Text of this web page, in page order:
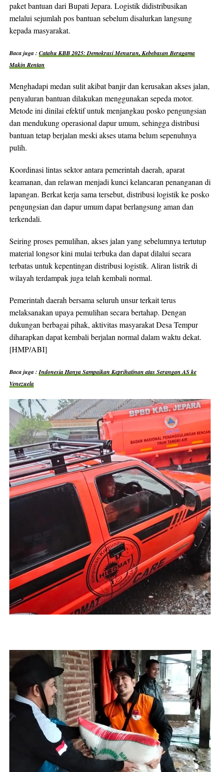
paket bantuan dari Bupati Jepara. Logistik didistribusikan
melalui sejumlah pos bantuan sebelum disalurkan langsung
kepada masyarakat.
Baca juga : Catahu KBB 2025: Demokrasi Menurun, Kebebasan Beragama
Makin Rentan
Menghadapi medan sulit akibat banjir dan kerusakan akses jalan,
penyaluran bantuan dilakukan menggunakan sepeda motor.
Metode ini dinilai efektif untuk menjangkau posko pengungsian
dan mendukung operasional dapur umum, sehingga distribusi
bantuan tetap berjalan meski akses utama belum sepenuhnya
pulih.
Koordinasi lintas sektor antara pemerintah daerah, aparat
keamanan, dan relawan menjadi kunci kelancaran penanganan di
lapangan. Berkat kerja sama tersebut, distribusi logistik ke posko
pengungsian dan dapur umum dapat berlangsung aman dan
terkendali.
Seiring proses pemulihan, akses jalan yang sebelumnya tertutup
material longsor kini mulai terbuka dan dapat dilalui secara
terbatas untuk kepentingan distribusi logistik. Aliran listrik di
wilayah terdampak juga telah kembali normal.
Pemerintah daerah bersama seluruh unsur terkait terus
melaksanakan upaya pemulihan secara bertahap. Dengan
dukungan berbagai pihak, aktivitas masyarakat Desa Tempur
diharapkan dapat kembali berjalan normal dalam waktu dekat.
[HMP/ABI]
Baca juga :Indonesia Hanya Sampaikan Keprihatinan atas Serangan AS ke
Venezuela